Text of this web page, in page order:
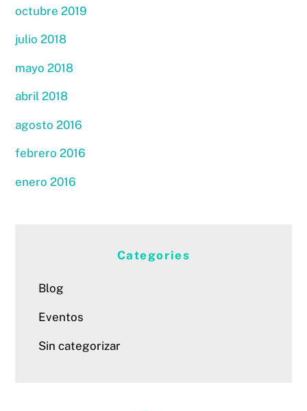
octubre 2019
julio 2018
mayo 2018
abril 2018
agosto 2016
febrero 2016
enero 2016
Categories
Blog
Eventos
Sin categorizar